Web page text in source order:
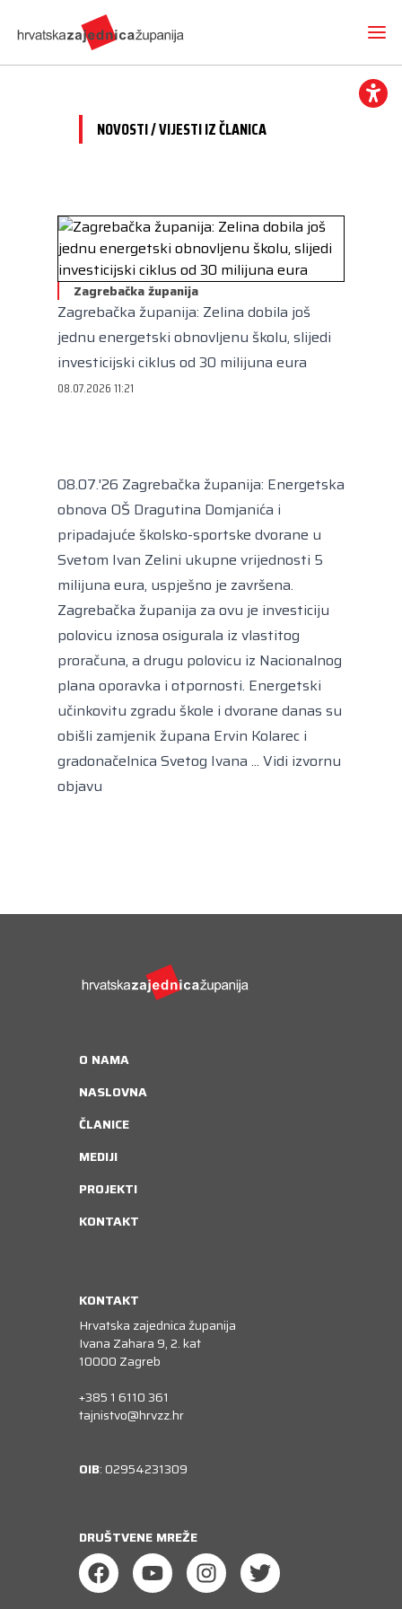
Novosti
Hrvatska zajednica županija
Vijesti iz članica
O nama
Dokumenti
Imenovanja
Predsjednik
Potpredsjednik
Članice
Radne skupine
Mediji
Projekti
Otvoreni proračun
Volim svoju županiju
Kuharica
Međunarodna suradnja
CEMR
Europski projekti
Kontakt
NOVOSTI / VIJESTI IZ ČLANICA
Zagrebačka županija
Zagrebačka županija: Zelina dobila još
jednu energetski obnovljenu školu, slijedi
investicijski ciklus od 30 milijuna eura
08.07.2026 11:21
08.07.'26 Zagrebačka županija: Energetska
obnova OŠ Dragutina Domjanića i
pripadajuće školsko-sportske dvorane u
Svetom Ivan Zelini ukupne vrijednosti 5
milijuna eura, uspješno je završena.
Zagrebačka županija za ovu je investiciju
polovicu iznosa osigurala iz vlastitog
proračuna, a drugu polovicu iz Nacionalnog
plana oporavka i otpornosti. Energetski
učinkovitu zgradu škole i dvorane danas su
obišli zamjenik župana Ervin Kolarec i
gradonačelnica Svetog Ivana ... Vidi izvornu
objavu
O NAMA
NASLOVNA
ČLANICE
MEDIJI
PROJEKTI
KONTAKT
KONTAKT
Hrvatska zajednica županija
Ivana Zahara 9, 2. kat
10000 Zagreb
+385 1 6110 361
tajnistvo@hrvzz.hr
OIB: 02954231309
DRUŠTVENE MREŽE